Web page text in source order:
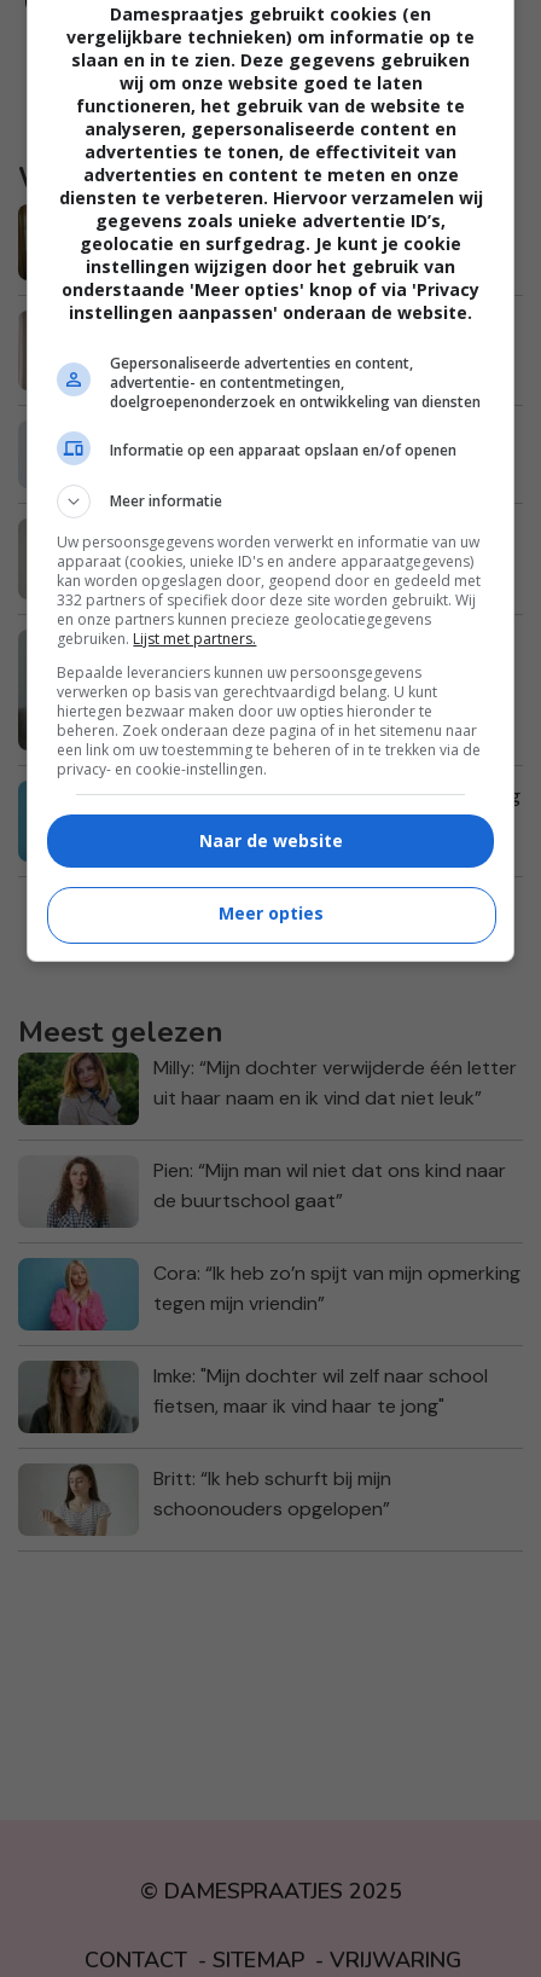
Waargebeurd
Marieke: “De kinderen in pyjama naar
school brengen is niet zo erg toch?”
Julie: “Na het wegvallen van mijn man
bleek dat we enorme schulden hebben”
opschepster”
Britt: “Ik heb schurft bij mijn
schoonouders opgelopen”
Imke: “Mijn dochter wil zelf naar school
fietsen, maar ik vind haar te jong”
Cora: “Ik heb zo’n spijt van mijn opmerking
Meest gelezen
Milly: “Mijn dochter verwijderde één letter
uit haar naam en ik vind dat niet leuk”
Pien: “Mijn man wil niet dat ons kind naar
de buurtschool gaat”
Cora: “Ik heb zo’n spijt van mijn opmerking
tegen mijn vriendin”
Imke: "Mijn dochter wil zelf naar school
fietsen, maar ik vind haar te jong"
Britt: “Ik heb schurft bij mijn
schoonouders opgelopen”
© DAMESPRAATJES 2025
CONTACT SITEMAP
VRIJWARING
Damespraatjes gebruikt cookies (en
vergelijkbare technieken) om informatie op te
slaan en in te zien. Deze gegevens gebruiken
wij om onze website goed te laten
functioneren, het gebruik van de website te
analyseren, gepersonaliseerde content en
advertenties te tonen, de effectiviteit van
advertenties en content te meten en onze
diensten te verbeteren. Hiervoor verzamelen wij
gegevens zoals unieke advertentie ID’s,
geolocatie en surfgedrag. Je kunt je cookie
instellingen wijzigen door het gebruik van
onderstaande 'Meer opties' knop of via 'Privacy
instellingen aanpassen' onderaan de website.
Gepersonaliseerde advertenties en content,
advertentie- en contentmetingen,
doelgroepenonderzoek en ontwikkeling van diensten
Informatie op een apparaat opslaan en/of openen
Meer informatie
Uw persoonsgegevens worden verwerkt en informatie van uw
apparaat (cookies, unieke ID's en andere apparaatgegevens)
kan worden opgeslagen door, geopend door en gedeeld met
332 partners of specifiek door deze site worden gebruikt. Wij
en onze partners kunnen precieze geolocatiegegevens
gebruiken. Lijst met partners.
Bepaalde leveranciers kunnen uw persoonsgegevens
verwerken op basis van gerechtvaardigd belang. U kunt
hiertegen bezwaar maken door uw opties hieronder te
beheren. Zoek onderaan deze pagina of in het sitemenu naar
een link om uw toestemming te beheren of in te trekken via de
privacy- en cookie-instellingen.
Naar de website
Meer opties